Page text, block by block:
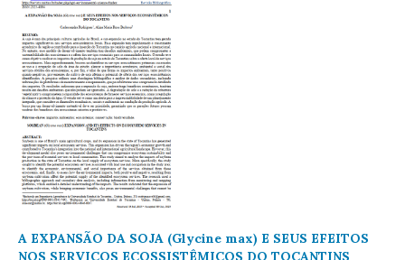
A EXPANSÃO DA SOJA (Glycine max) E SEUS EFEITOS
NOS SERVIÇOS ECOSSISTÊMICOS DO TOCANTINS